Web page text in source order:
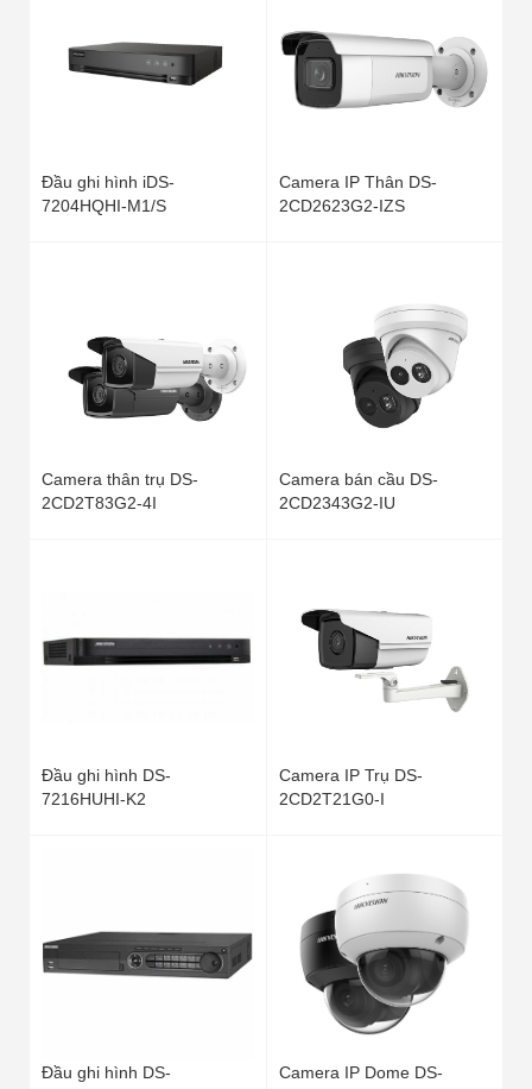
Đầu ghi hình iDS-
7204HQHI-M1/S
Camera IP Thân DS-
2CD2623G2-IZS
Camera thân trụ DS-
2CD2T83G2-4I
Camera bán cầu DS-
2CD2343G2-IU
Đầu ghi hình DS-
7216HUHI-K2
Camera IP Trụ DS-
2CD2T21G0-I
Đầu ghi hình DS-
Camera IP Dome DS-